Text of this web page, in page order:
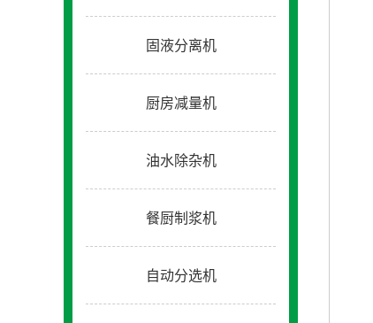
固液分离机
厨房减量机
油水除杂机
餐厨制浆机
自动分选机